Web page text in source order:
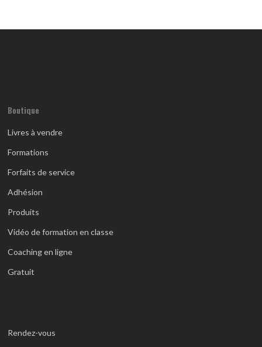
Boutique
Livres à vendre
Formations
Forfaits de service
Adhésion
Produits
Vidéo de formation en classe
Coaching en ligne
Gratuit
Rendez-vous